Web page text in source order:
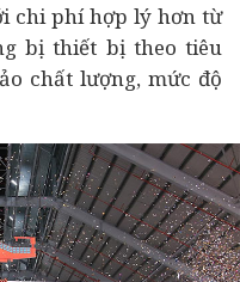
chi phí hợp lý hơn từ
bị thiết bị theo tiêu
chất lượng, mức độ